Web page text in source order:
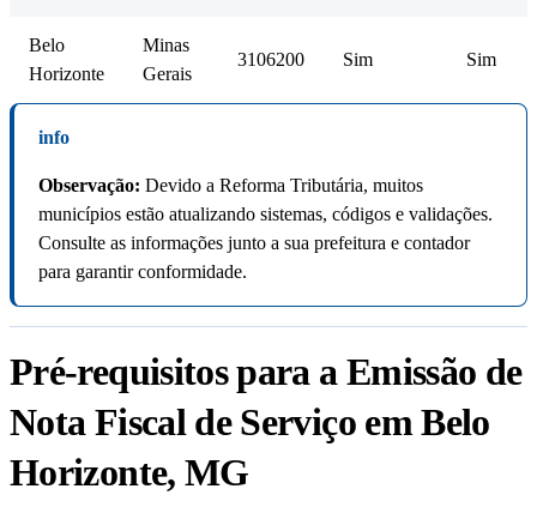
Belo
Horizonte
Minas
Gerais
3106200 Sim Sim
info
Observação: Devido a Reforma Tributária, muitos
municípios estão atualizando sistemas, códigos e validações.
Consulte as informações junto a sua prefeitura e contador
para garantir conformidade.
Pré-requisitos para a Emissão de
Nota Fiscal de Serviço em Belo
Horizonte, MG